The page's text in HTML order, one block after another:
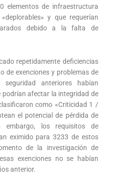
elementos de infraestructura
y que requerían
debido a la falta de
repetidamente deficiencias
de exenciones y problemas de
anteriores habían
afectar la integridad de
como «Criticidad 1 /
el potencial de pérdida de
embargo, los requisitos de
eximido para 3233 de estos
de la investigación de
exenciones no se habían
anterior.